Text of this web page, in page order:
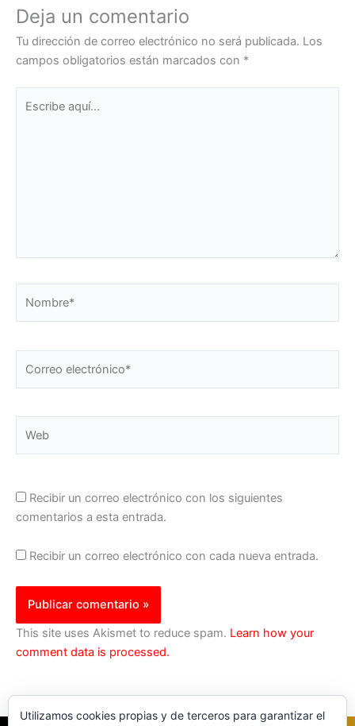
Deja un comentario
Tu dirección de correo electrónico no será publicada. Los
campos obligatorios están marcados con *
aquí...
electrónico*
Recibir un correo electrónico con los siguientes
comentarios a esta entrada.
Recibir un correo electrónico con cada nueva entrada.
This site uses Akismet to reduce spam. Learn how your
comment data is processed.
Utilizamos cookies propias y de terceros para garantizar el